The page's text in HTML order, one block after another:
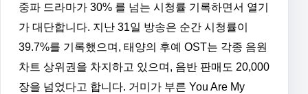
중파 드라마가 30% 를 넘는 시청률 기록하면서 열기
가 대단합니다. 지난 31일 방송은 순간 시청률이
39.7%를 기록했으며, 태양의 후예 OST는 각종 음원
차트 상위권을 차지하고 있으며, 음반 판매도 20,000
장을 넘었다고 합니다. 거미가 부른 You Are My